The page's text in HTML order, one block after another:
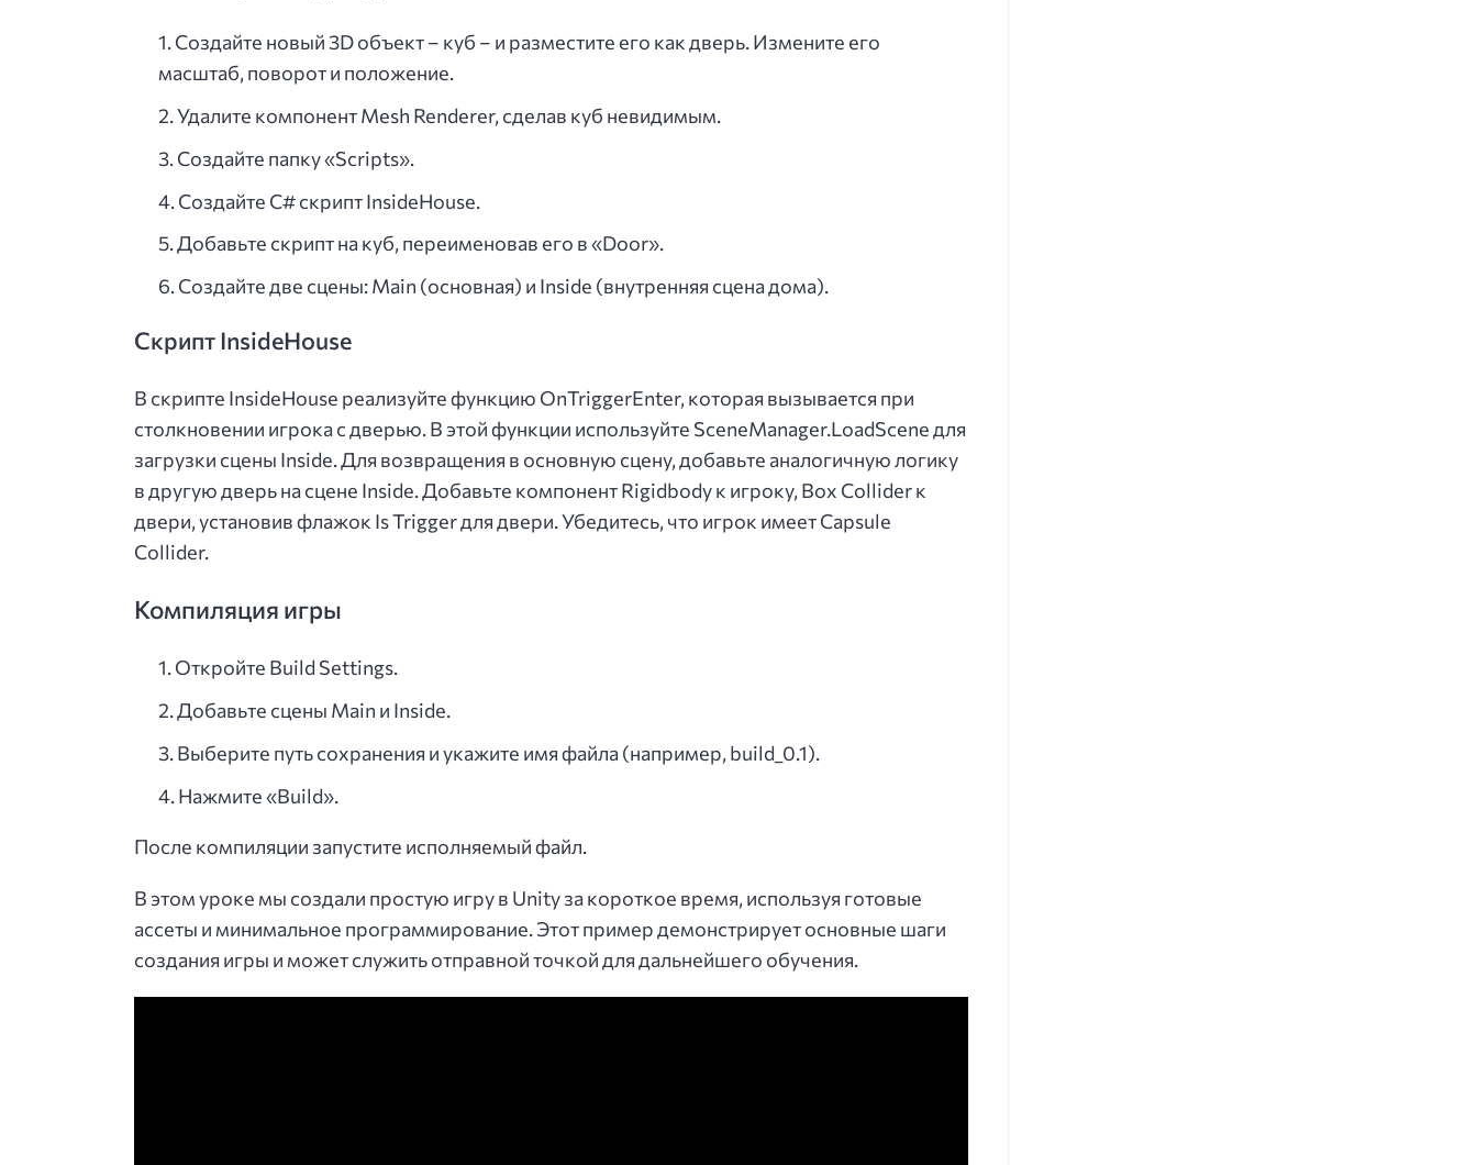
Создайте новый 3D объект – куб – и разместите его как дверь. Измените его
масштаб, поворот и положение.
Удалите компонент Mesh Renderer, сделав куб невидимым.
Создайте папку «Scripts».
Создайте C# скрипт InsideHouse.
Добавьте скрипт на куб, переименовав его в «Door».
Создайте две сцены: Main (основная) и Inside (внутренняя сцена дома).
Скрипт InsideHouse
В скрипте InsideHouse реализуйте функцию OnTriggerEnter, которая вызывается при
столкновении игрока с дверью. В этой функции используйте SceneManager.LoadScene для
загрузки сцены Inside. Для возвращения в основную сцену, добавьте аналогичную логику
в другую дверь на сцене Inside. Добавьте компонент Rigidbody к игроку, Box Collider к
двери, установив флажок Is Trigger для двери. Убедитесь, что игрок имеет Capsule
Collider.
Компиляция игры
Откройте Build Settings.
Добавьте сцены Main и Inside.
Выберите путь сохранения и укажите имя файла (например, build_0.1).
Нажмите «Build».
После компиляции запустите исполняемый файл.
В этом уроке мы создали простую игру в Unity за короткое время, используя готовые
ассеты и минимальное программирование. Этот пример демонстрирует основные шаги
создания игры и может служить отправной точкой для дальнейшего обучения.